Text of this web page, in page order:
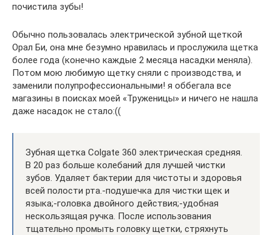
почистила зубы!
Обычно пользовалась электрической зубной щеткой
Орал Би, она мне безумно нравилась и прослужила щетка
более года (конечно каждые 2 месяца насадки меняла).
Потом мою любимую щетку сняли с производства, и
заменили полупрофессиональными! я оббегала все
магазины в поисках моей «Труженицы» и ничего не нашла
даже насадок не стало:((
Зубная щетка Colgate 360 электрическая средняя.
В 20 раз больше колебаний для лучшей чистки
зубов. Удаляет бактерии для чистоты и здоровья
всей полости рта.-подушечка для чистки щек и
языка;-головка двойного действия;-удобная
нескользящая ручка. После использования
тщательно промыть головку щетки, стряхнуть